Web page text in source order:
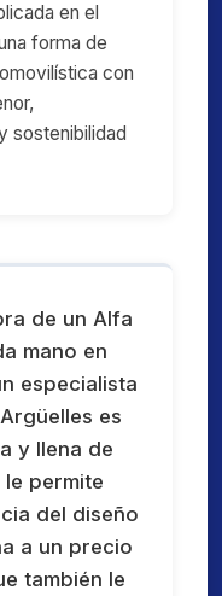
en el
forma de
con
sostenibilidad
de un Alfa
mano en
especialista
es
y llena de
permite
del diseño
a un precio
también le